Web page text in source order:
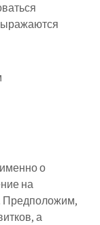
о
на
Предположим,
а